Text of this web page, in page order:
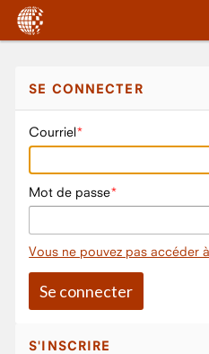
SE CONNECTER
Courriel
Mot de passe
Vous ne pouvez pas accéder
S'INSCRIRE